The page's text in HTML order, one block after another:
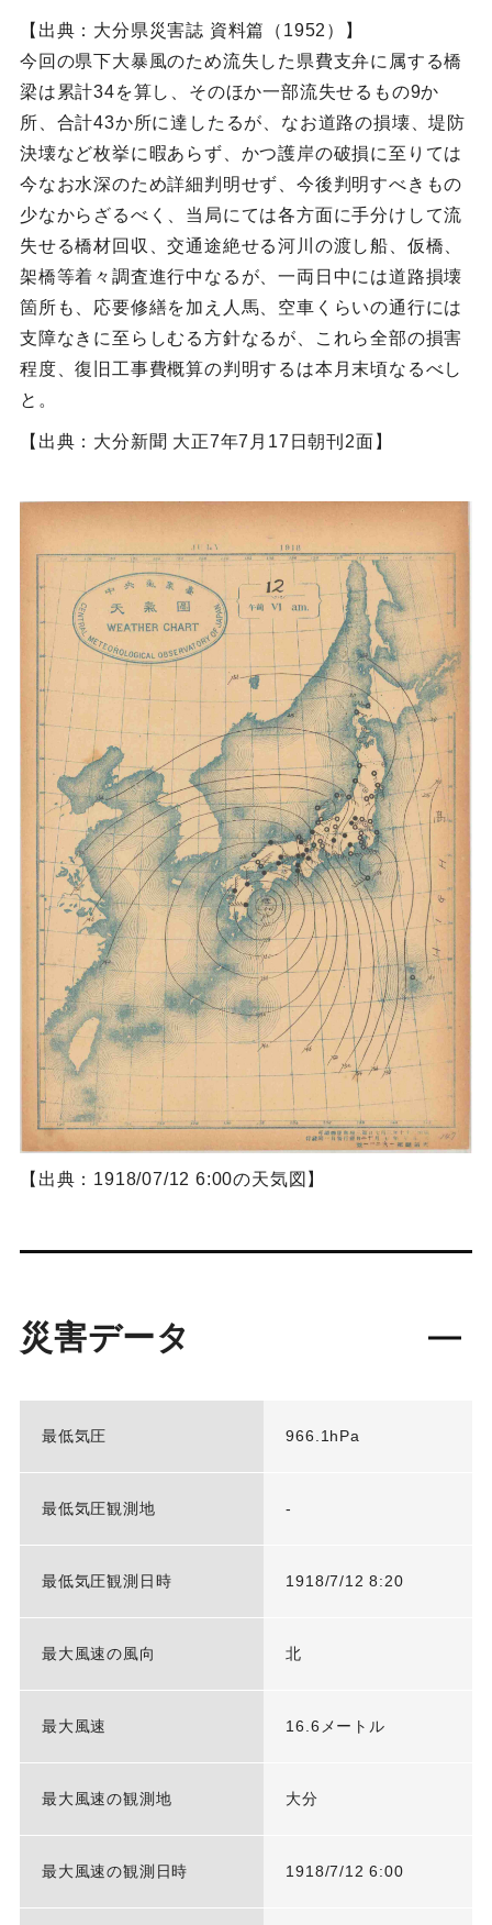
【出典：大分県災害誌 資料篇（1952）】
今回の県下大暴風のため流失した県費支弁に属する橋
梁は累計34を算し、そのほか一部流失せるもの9か
所、合計43か所に達したるが、なお道路の損壊、堤防
決壊など枚挙に暇あらず、かつ護岸の破損に至りては
今なお水深のため詳細判明せず、今後判明すべきもの
少なからざるべく、当局にては各方面に手分けして流
失せる橋材回収、交通途絶せる河川の渡し船、仮橋、
架橋等着々調査進行中なるが、一両日中には道路損壊
箇所も、応要修繕を加え人馬、空車くらいの通行には
支障なきに至らしむる方針なるが、これら全部の損害
程度、復旧工事費概算の判明するは本月末頃なるべし
と。
【出典：大分新聞 大正7年7月17日朝刊2面】
【出典：1918/07/12 6:00の天気図】
災害データ
最低気圧 966.1hPa
最低気圧観測地 -
最低気圧観測日時 1918/7/12 8:20
最大風速の風向 北
最大風速 16.6メートル
最大風速の観測地 大分
最大風速の観測日時 1918/7/12 6:00